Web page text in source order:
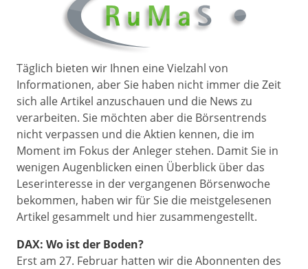
Täglich bieten wir Ihnen eine Vielzahl von
Informationen, aber Sie haben nicht immer die Zeit
sich alle Artikel anzuschauen und die News zu
verarbeiten. Sie möchten aber die Börsentrends
nicht verpassen und die Aktien kennen, die im
Moment im Fokus der Anleger stehen. Damit Sie in
wenigen Augenblicken einen Überblick über das
Leserinteresse in der vergangenen Börsenwoche
bekommen, haben wir für Sie die meistgelesenen
Artikel gesammelt und hier zusammengestellt.
DAX: Wo ist der Boden?
Erst am 27. Februar hatten wir die Abonnenten des